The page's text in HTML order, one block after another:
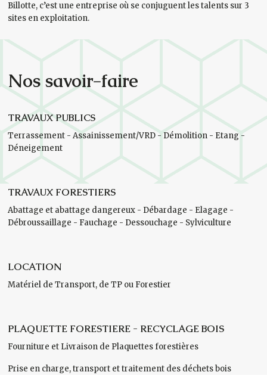
Billotte, c’est une entreprise où se conjuguent les talents sur 3
sites en exploitation.
Nos savoir-faire
TRAVAUX PUBLICS
Terrassement - Assainissement/VRD - Démolition - Etang -
Déneigement
TRAVAUX FORESTIERS
Abattage et abattage dangereux - Débardage - Elagage -
Débroussaillage - Fauchage - Dessouchage - Sylviculture
LOCATION
Matériel de Transport, de TP ou Forestier
PLAQUETTE FORESTIERE - RECYCLAGE BOIS
Fourniture et Livraison de Plaquettes forestières
Prise en charge, transport et traitement des déchets bois